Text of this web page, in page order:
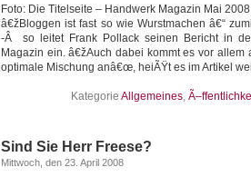
Foto: Die Titelseite – Handwerk Magazin Mai 2008
â€žBloggen ist fast so wie Wurstmachen â€“
-Â so leitet Frank Pollack seinen Bericht in
Magazin ein. â€žAuch dabei kommt es vor allem
optimale Mischung anâ€œ, heiÃŸt es im Artikel
Kategorie Allgemeines,
Sind Sie Herr Freese?
Mittwoch, den 23. April 2008